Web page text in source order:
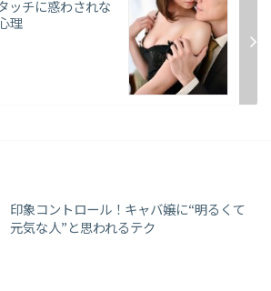
ッチに惑わされな
理
印象コントロール！キャバ嬢に“明るくて
元気な人”と思われるテク